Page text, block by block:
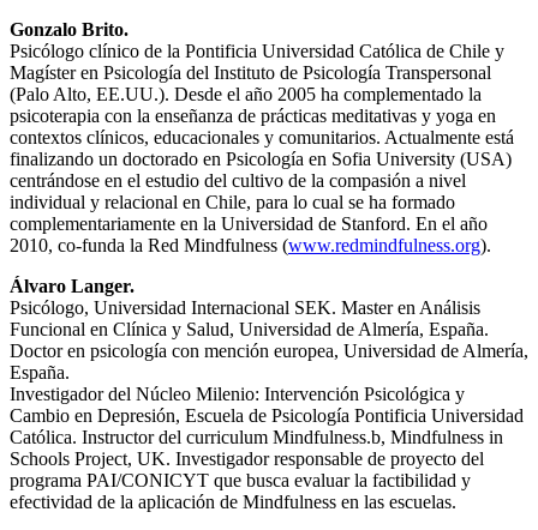
Gonzalo Brito.
Psicólogo clínico de la Pontificia Universidad Católica de Chile y
Magíster en Psicología del Instituto de Psicología Transpersonal
(Palo Alto, EE.UU.). Desde el año 2005 ha complementado la
psicoterapia con la enseñanza de prácticas meditativas y yoga en
contextos clínicos, educacionales y comunitarios. Actualmente está
finalizando un doctorado en Psicología en Sofia University (USA)
centrándose en el estudio del cultivo de la compasión a nivel
individual y relacional en Chile, para lo cual se ha formado
complementariamente en la Universidad de Stanford. En el año
2010, co-funda la Red Mindfulness (www.redmindfulness.org).
Álvaro Langer.
Psicólogo, Universidad Internacional SEK. Master en Análisis
Funcional en Clínica y Salud, Universidad de Almería, España.
Doctor en psicología con mención europea, Universidad de Almería,
España.
Investigador del Núcleo Milenio: Intervención Psicológica y
Cambio en Depresión, Escuela de Psicología Pontificia Universidad
Católica. Instructor del curriculum Mindfulness.b, Mindfulness in
Schools Project, UK. Investigador responsable de proyecto del
programa PAI/CONICYT que busca evaluar la factibilidad y
efectividad de la aplicación de Mindfulness en las escuelas.